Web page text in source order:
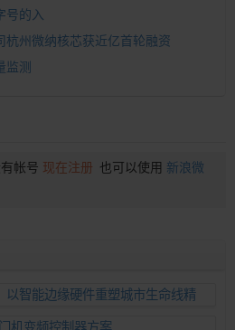
号的入
杭州微纳核芯获近亿首轮融资
监测
帐号 现在注册 也可以使用 新浪微
智能边缘硬件重塑城市生命线精